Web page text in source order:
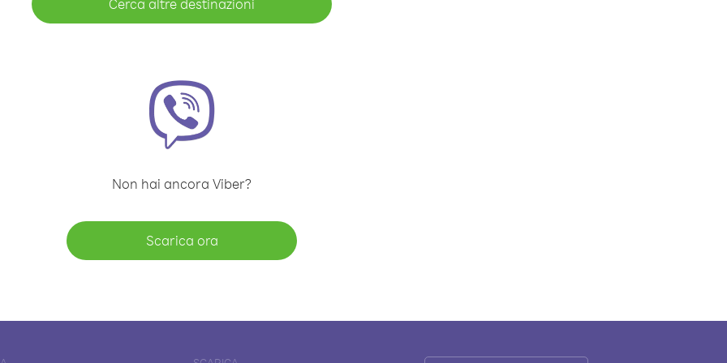
Cerca altre destinazioni
Non hai ancora Viber?
Scarica ora